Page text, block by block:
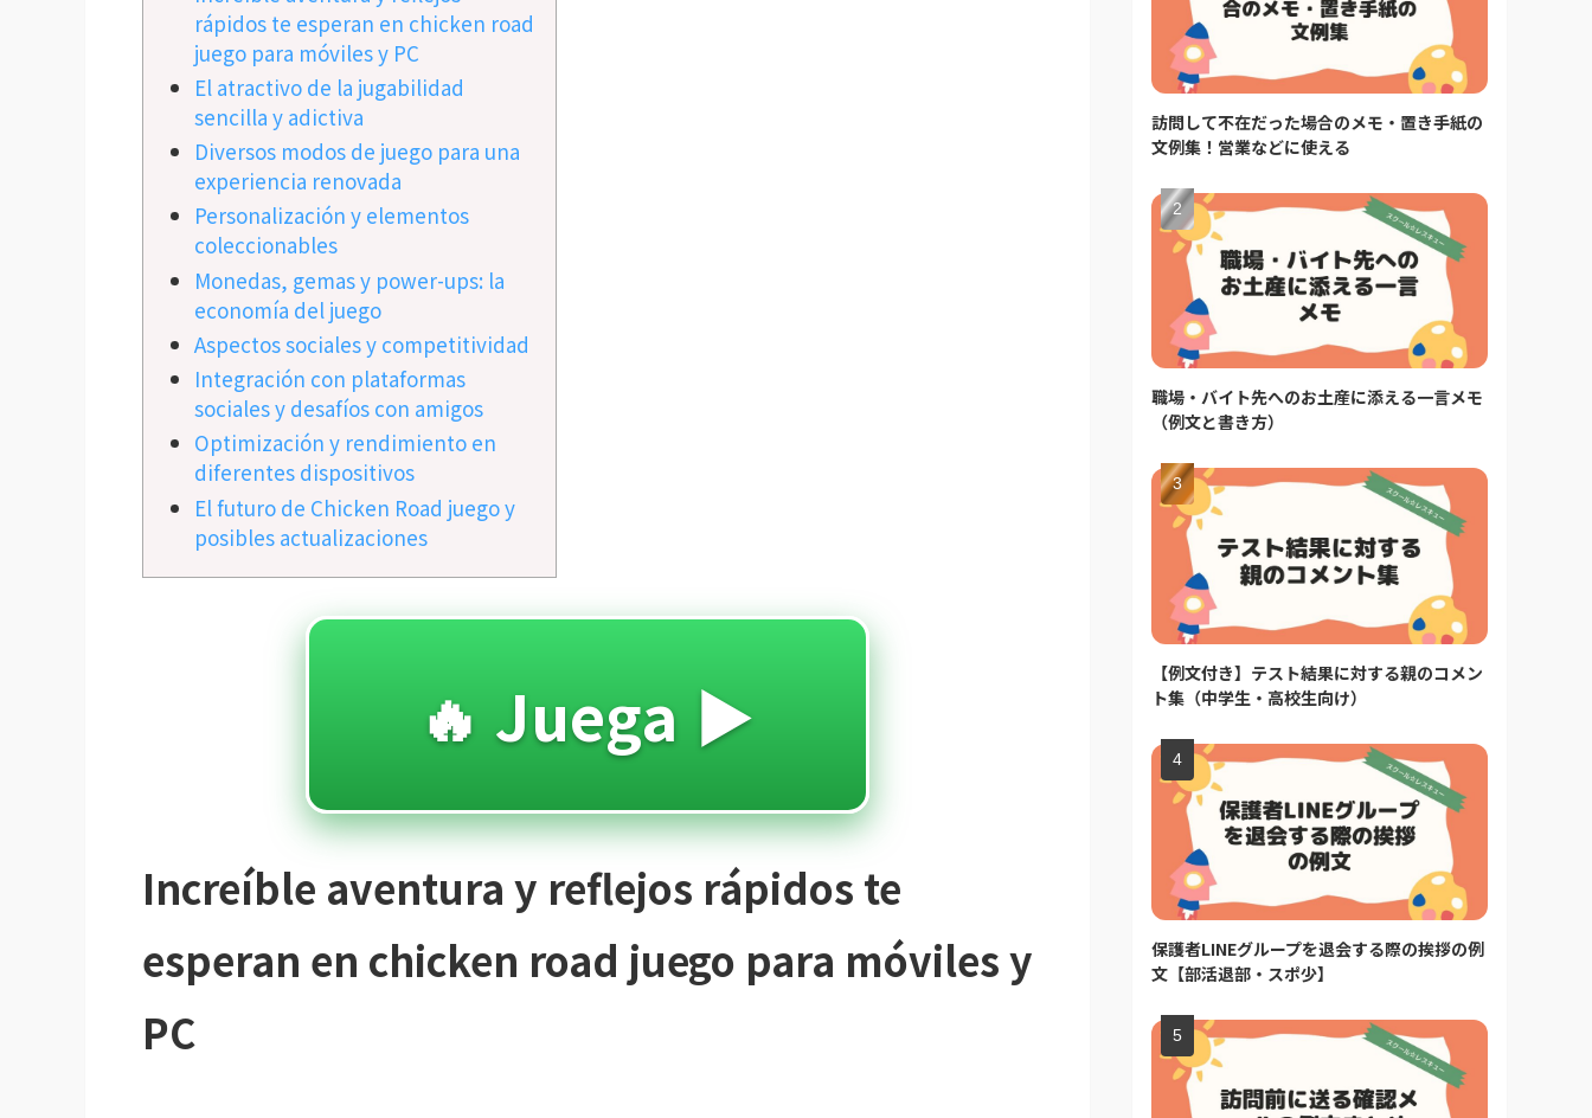
rápidos te esperan en chicken road
juego para móviles y PC
El atractivo de la jugabilidad
sencilla y adictiva
Diversos modos de juego para una
experiencia renovada
Personalización y elementos
coleccionables
Monedas, gemas y power-ups: la
economía del juego
Aspectos sociales y competitividad
Integración con plataformas
sociales y desafíos con amigos
Optimización y rendimiento en
diferentes dispositivos
El futuro de Chicken Road juego y
posibles actualizaciones
🔥 Juega ▶️
Increíble aventura y reflejos rápidos te
esperan en chicken road juego para móviles y
PC
訪問して不在だった場合のメモ・置き手紙の
文例集！営業などに使える
職場・バイト先へのお土産に添える一言メモ
（例文と書き方）
【例文付き】テスト結果に対する親のコメン
ト集（中学生・高校生向け）
保護者LINEグループを退会する際の挨拶の例
文【部活退部・スポ少】